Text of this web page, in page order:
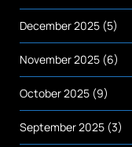
December 2025 (5)
November 2025 (6)
October 2025 (9)
September 2025 (3)